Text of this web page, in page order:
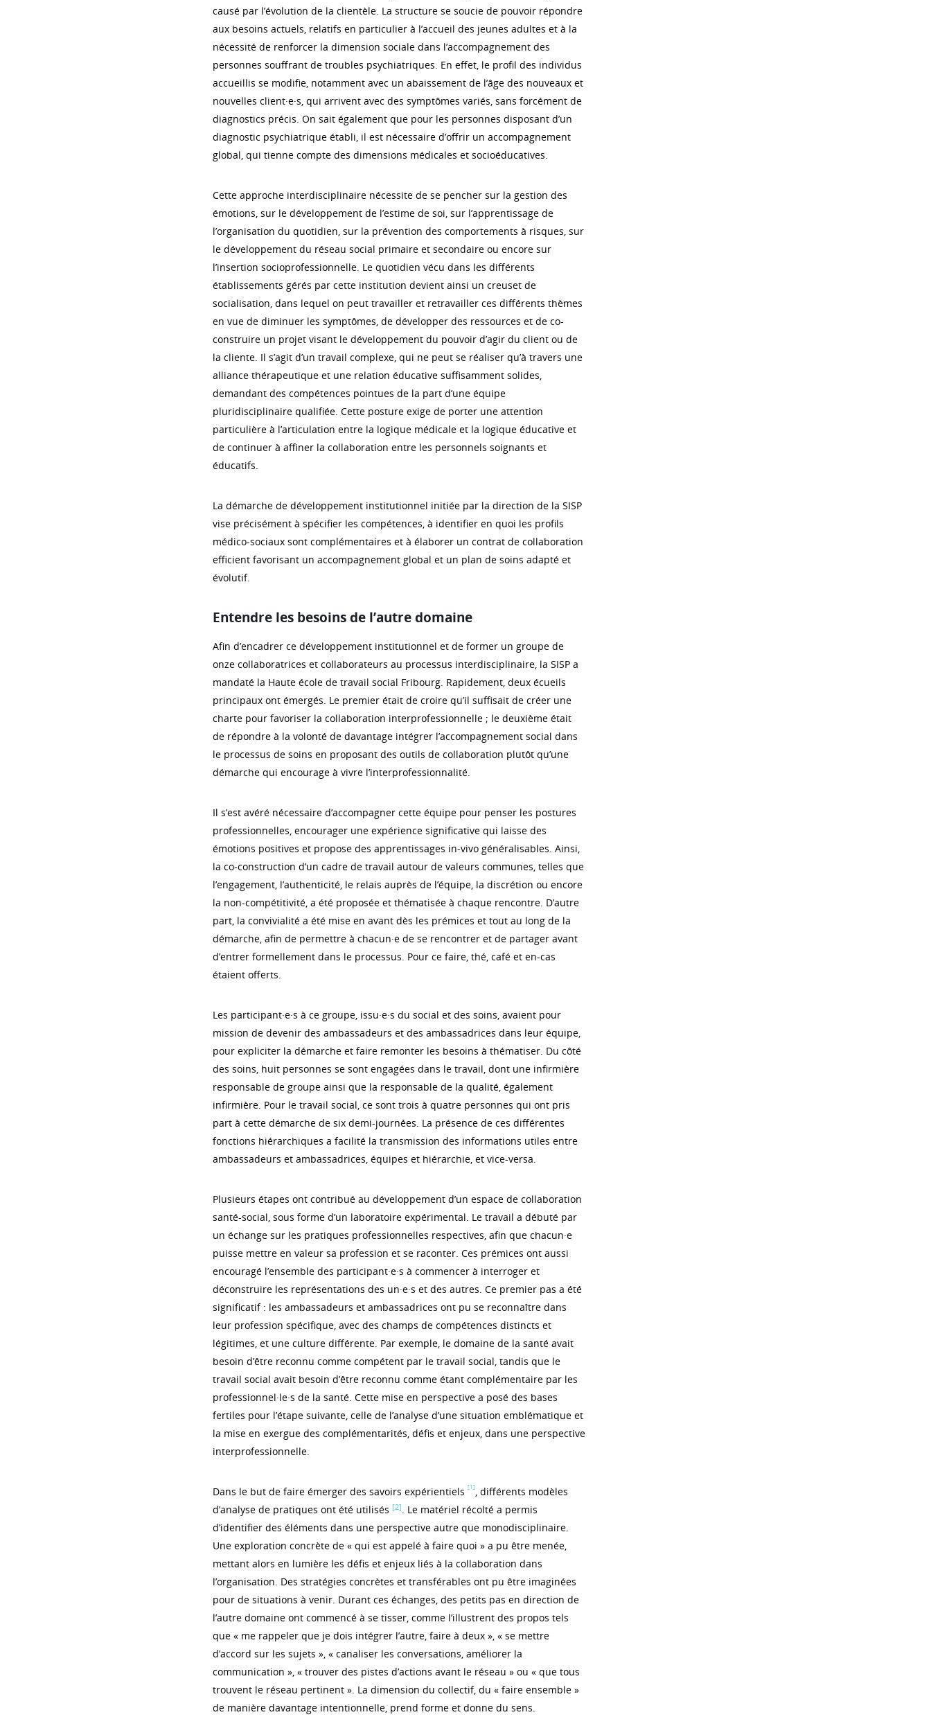
causé par l’évolution de la clientèle. La structure se soucie de pouvoir répondre
aux besoins actuels, relatifs en particulier à l’accueil des jeunes adultes et à la
nécessité de renforcer la dimension sociale dans l’accompagnement des
personnes souffrant de troubles psychiatriques. En effet, le profil des individus
accueillis se modifie, notamment avec un abaissement de l’âge des nouveaux et
nouvelles client·e·s, qui arrivent avec des symptômes variés, sans forcément de
diagnostics précis. On sait également que pour les personnes disposant d’un
diagnostic psychiatrique établi, il est nécessaire d’offrir un accompagnement
global, qui tienne compte des dimensions médicales et socioéducatives.
Cette approche interdisciplinaire nécessite de se pencher sur la gestion des
émotions, sur le développement de l’estime de soi, sur l’apprentissage de
l’organisation du quotidien, sur la prévention des comportements à risques, sur
le développement du réseau social primaire et secondaire ou encore sur
l’insertion socioprofessionnelle. Le quotidien vécu dans les différents
établissements gérés par cette institution devient ainsi un creuset de
socialisation, dans lequel on peut travailler et retravailler ces différents thèmes
en vue de diminuer les symptômes, de développer des ressources et de co-
construire un projet visant le développement du pouvoir d’agir du client ou de
la cliente. Il s’agit d’un travail complexe, qui ne peut se réaliser qu’à travers une
alliance thérapeutique et une relation éducative suffisamment solides,
demandant des compétences pointues de la part d’une équipe
pluridisciplinaire qualifiée. Cette posture exige de porter une attention
particulière à l’articulation entre la logique médicale et la logique éducative et
de continuer à affiner la collaboration entre les personnels soignants et
éducatifs.
La démarche de développement institutionnel initiée par la direction de la SISP
vise précisément à spécifier les compétences, à identifier en quoi les profils
médico-sociaux sont complémentaires et à élaborer un contrat de collaboration
efficient favorisant un accompagnement global et un plan de soins adapté et
évolutif.
Entendre les besoins de l’autre domaine
Afin d’encadrer ce développement institutionnel et de former un groupe de
onze collaboratrices et collaborateurs au processus interdisciplinaire, la SISP a
mandaté la Haute école de travail social Fribourg. Rapidement, deux écueils
principaux ont émergés. Le premier était de croire qu’il suffisait de créer une
charte pour favoriser la collaboration interprofessionnelle ; le deuxième était
de répondre à la volonté de davantage intégrer l’accompagnement social dans
le processus de soins en proposant des outils de collaboration plutôt qu’une
démarche qui encourage à vivre l’interprofessionnalité.
Il s’est avéré nécessaire d’accompagner cette équipe pour penser les postures
professionnelles, encourager une expérience significative qui laisse des
émotions positives et propose des apprentissages in-vivo généralisables. Ainsi,
la co-construction d’un cadre de travail autour de valeurs communes, telles que
l’engagement, l’authenticité, le relais auprès de l’équipe, la discrétion ou encore
la non-compétitivité, a été proposée et thématisée à chaque rencontre. D’autre
part, la convivialité a été mise en avant dès les prémices et tout au long de la
démarche, afin de permettre à chacun·e de se rencontrer et de partager avant
d’entrer formellement dans le processus. Pour ce faire, thé, café et en-cas
étaient offerts.
Les participant·e·s à ce groupe, issu·e·s du social et des soins, avaient pour
mission de devenir des ambassadeurs et des ambassadrices dans leur équipe,
pour expliciter la démarche et faire remonter les besoins à thématiser. Du côté
des soins, huit personnes se sont engagées dans le travail, dont une infirmière
responsable de groupe ainsi que la responsable de la qualité, également
infirmière. Pour le travail social, ce sont trois à quatre personnes qui ont pris
part à cette démarche de six demi-journées. La présence de ces différentes
fonctions hiérarchiques a facilité la transmission des informations utiles entre
ambassadeurs et ambassadrices, équipes et hiérarchie, et vice-versa.
Plusieurs étapes ont contribué au développement d’un espace de collaboration
santé-social, sous forme d’un laboratoire expérimental. Le travail a débuté par
un échange sur les pratiques professionnelles respectives, afin que chacun·e
puisse mettre en valeur sa profession et se raconter. Ces prémices ont aussi
encouragé l’ensemble des participant·e·s à commencer à interroger et
déconstruire les représentations des un·e·s et des autres. Ce premier pas a été
significatif : les ambassadeurs et ambassadrices ont pu se reconnaître dans
leur profession spécifique, avec des champs de compétences distincts et
légitimes, et une culture différente. Par exemple, le domaine de la santé avait
besoin d’être reconnu comme compétent par le travail social, tandis que le
travail social avait besoin d’être reconnu comme étant complémentaire par les
professionnel·le·s de la santé. Cette mise en perspective a posé des bases
fertiles pour l’étape suivante, celle de l’analyse d’une situation emblématique et
la mise en exergue des complémentarités, défis et enjeux, dans une perspective
interprofessionnelle.
Dans le but de faire émerger des savoirs expérientiels [1] , différents modèles
d’analyse de pratiques ont été utilisés [2]. Le matériel récolté a permis
d’identifier des éléments dans une perspective autre que monodisciplinaire.
Une exploration concrète de « qui est appelé à faire quoi » a pu être menée,
mettant alors en lumière les défis et enjeux liés à la collaboration dans
l’organisation. Des stratégies concrètes et transférables ont pu être imaginées
pour de situations à venir. Durant ces échanges, des petits pas en direction de
l’autre domaine ont commencé à se tisser, comme l’illustrent des propos tels
que « me rappeler que je dois intégrer l’autre, faire à deux », « se mettre
d’accord sur les sujets », « canaliser les conversations, améliorer la
communication », « trouver des pistes d’actions avant le réseau » ou « que tous
trouvent le réseau pertinent ». La dimension du collectif, du « faire ensemble »
de manière davantage intentionnelle, prend forme et donne du sens.